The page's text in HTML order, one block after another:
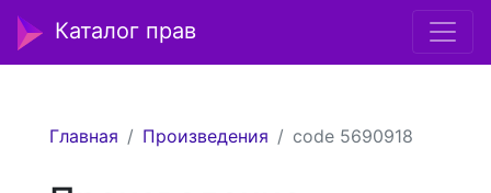
Каталог прав
Главная Произведения code 5690918